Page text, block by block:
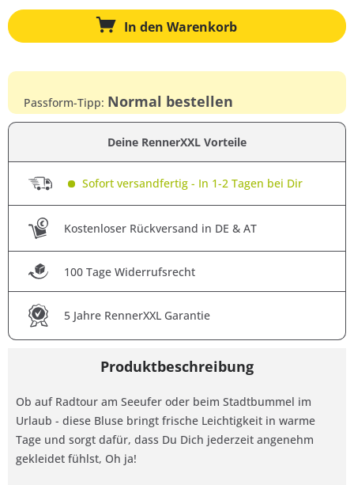
In den Warenkorb
Passform-Tipp: Normal bestellen
Deine RennerXXL Vorteile
Sofort versandfertig - In 1-2 Tagen bei Dir
Kostenloser Rückversand in DE & AT
100 Tage Widerrufsrecht
5 Jahre RennerXXL Garantie
Produktbeschreibung
Ob auf Radtour am Seeufer oder beim Stadtbummel im
Urlaub - diese Bluse bringt frische Leichtigkeit in warme
Tage und sorgt dafür, dass Du Dich jederzeit angenehm
gekleidet fühlst, Oh ja!